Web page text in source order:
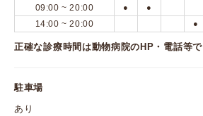
09:00 ~ 20:00 ● ●
14:00 ~ 20:00 ●
正確な診療時間は動物病院のHP・電話等で
駐車場
あり